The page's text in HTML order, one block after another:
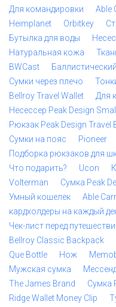
Для командировки
Able
Heimplanet
Orbitkey
Бутылка для воды
Натуральная кожа
BWCast
Сумки через плечо
Bellroy Travel Wallet
Для
Несессер Peak Design
Рюкзак Peak Design Travel
Сумки на пояс
Pioneer
Подборка рюкзаков для
Что подарить?
Ucon
Volterman
Сумка Peak
Умный кошелек
Able
кардхолдеры на каждый
Чек-лист перед
Bellroy Classic Backpack
Que Bottle
Нож
Мужская сумка
The James Brand
Сумка
Ridge Wallet Money Clip